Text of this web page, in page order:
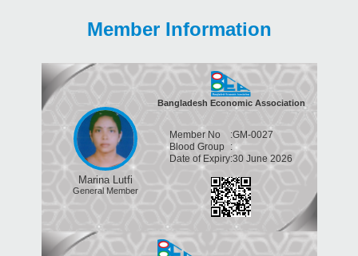
Member Information
Marina Lutfi
General Member
Bangladesh Economic Association
Member No :GM-0027
Blood Group :
Date of Expiry:30 June 2026